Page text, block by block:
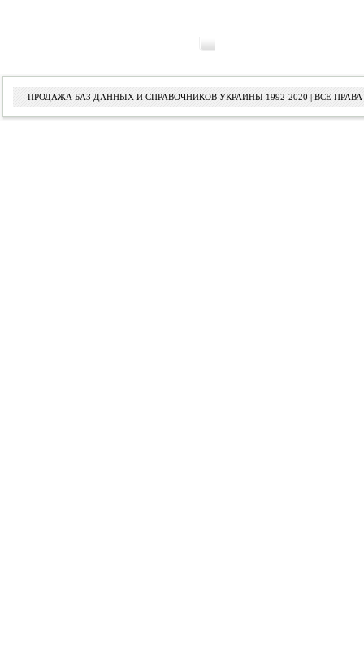
ПРОДАЖА БАЗ ДАННЫХ И СПРАВОЧНИКОВ УКРАИНЫ 1992-2020 | ВСЕ